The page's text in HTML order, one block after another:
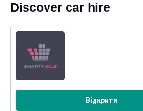
Discover car hire
Відкрити